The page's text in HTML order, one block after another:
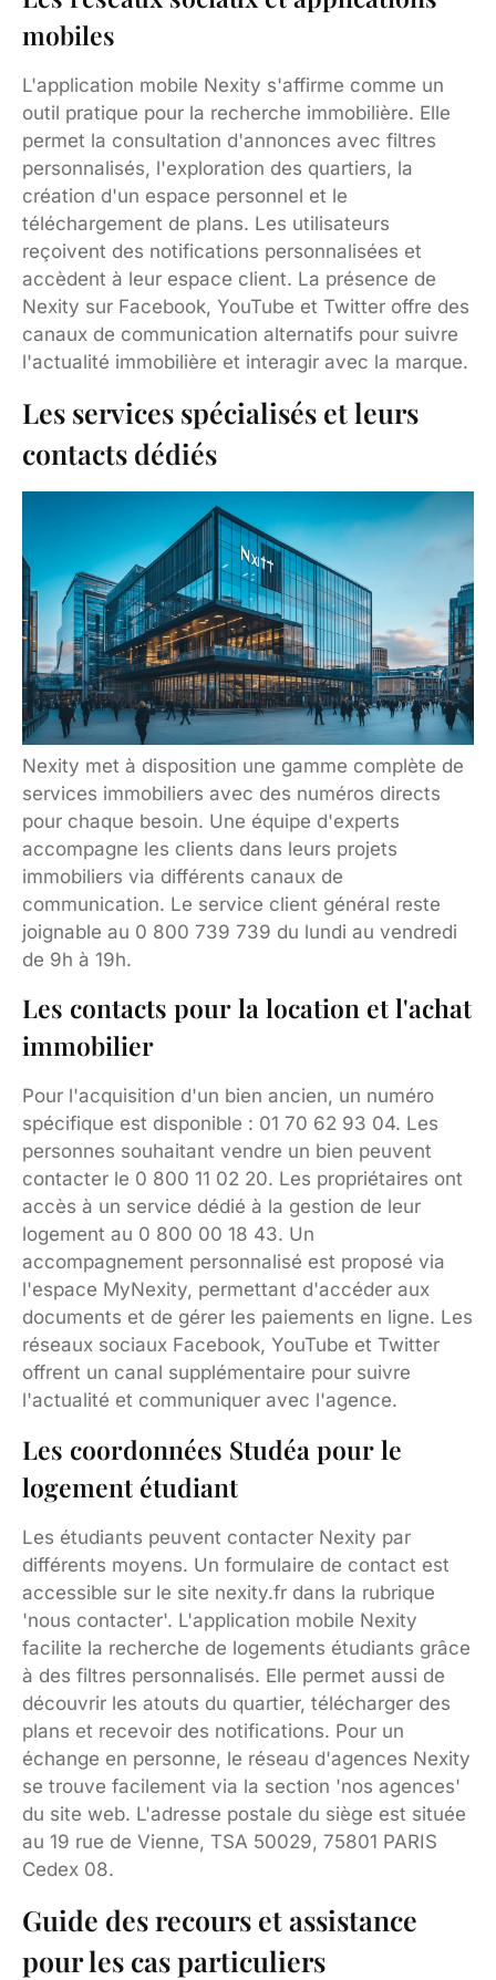
mobiles
L'application mobile Nexity s'affirme comme un
outil pratique pour la recherche immobilière. Elle
permet la consultation d'annonces avec filtres
personnalisés, l'exploration des quartiers, la
création d'un espace personnel et le
téléchargement de plans. Les utilisateurs
reçoivent des notifications personnalisées et
accèdent à leur espace client. La présence de
Nexity sur Facebook, YouTube et Twitter offre des
canaux de communication alternatifs pour suivre
l'actualité immobilière et interagir avec la marque.
Les services spécialisés et leurs
contacts dédiés
Nexity met à disposition une gamme complète de
services immobiliers avec des numéros directs
pour chaque besoin. Une équipe d'experts
accompagne les clients dans leurs projets
immobiliers via différents canaux de
communication. Le service client général reste
joignable au 0 800 739 739 du lundi au vendredi
de 9h à 19h.
Les contacts pour la location et l'achat
immobilier
Pour l'acquisition d'un bien ancien, un numéro
spécifique est disponible : 01 70 62 93 04. Les
personnes souhaitant vendre un bien peuvent
contacter le 0 800 11 02 20. Les propriétaires ont
accès à un service dédié à la gestion de leur
logement au 0 800 00 18 43. Un
accompagnement personnalisé est proposé via
l'espace MyNexity, permettant d'accéder aux
documents et de gérer les paiements en ligne. Les
réseaux sociaux Facebook, YouTube et Twitter
offrent un canal supplémentaire pour suivre
l'actualité et communiquer avec l'agence.
Les coordonnées Studéa pour le
logement étudiant
Les étudiants peuvent contacter Nexity par
différents moyens. Un formulaire de contact est
accessible sur le site nexity.fr dans la rubrique
'nous contacter'. L'application mobile Nexity
facilite la recherche de logements étudiants grâce
à des filtres personnalisés. Elle permet aussi de
découvrir les atouts du quartier, télécharger des
plans et recevoir des notifications. Pour un
échange en personne, le réseau d'agences Nexity
se trouve facilement via la section 'nos agences'
du site web. L'adresse postale du siège est située
au 19 rue de Vienne, TSA 50029, 75801 PARIS
Cedex 08.
Guide des recours et assistance
pour les cas particuliers